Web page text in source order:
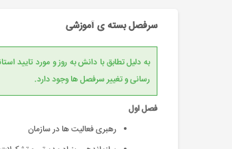
سرفصل بسته ی آموزشی
رسانی و تغییر سرفصل ها وجود دارد.
فصل اول
رهبری فعالیت ها در سازمان